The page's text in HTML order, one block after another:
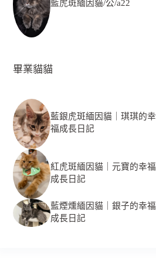
藍虎斑緬因貓/公/a22
畢業貓貓
藍銀虎斑緬因貓｜琪琪的幸
福成長日記
紅虎斑緬因貓｜元寶的幸福
成長日記
藍煙燻緬因貓｜銀子的幸福
成長日記